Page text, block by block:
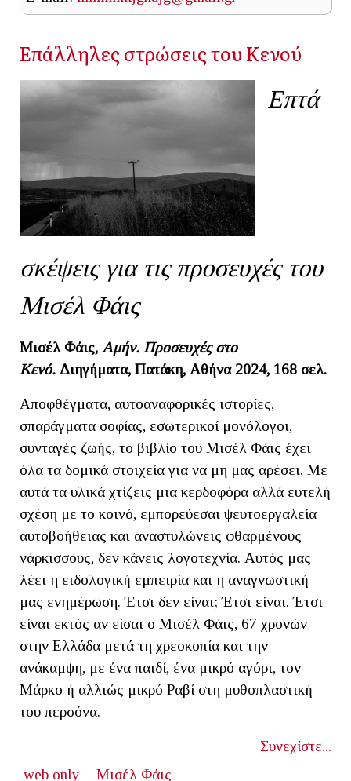
Επάλληλες στρώσεις του Κενού
Επτά
σκέψεις για τις προσευχές του
Μισέλ Φάις
Μισέλ Φάις, Αμήν. Προσευχές στο
Κενό. Διηγήματα, Πατάκη, Aθήνα 2024, 168 σελ.
Αποφθέγματα, αυτοαναφορικές ιστορίες,
σπαράγματα σοφίας, εσωτερικοί μονόλογοι,
συνταγές ζωής, το βιβλίο του Mισέλ Φάις έχει
όλα τα δομικά στοιχεία για να μη μας αρέσει. Με
αυτά τα υλικά χτίζεις μια κερδοφόρα αλλά ευτελή
σχέση με το κοινό, εμπορεύεσαι ψευτοεργαλεία
αυτοβοήθειας και αναστυλώνεις φθαρμένους
νάρκισσους, δεν κάνεις λογοτεχνία. Αυτός μας
λέει η ειδολογική εμπειρία και η αναγνωστική
μας ενημέρωση. Έτσι δεν είναι; Έτσι είναι. Έτσι
είναι εκτός αν είσαι ο Μισέλ Φάις, 67 χρονών
στην Ελλάδα μετά τη χρεοκοπία και την
ανάκαμψη, με ένα παιδί, ένα μικρό αγόρι, τον
Μάρκο ή αλλιώς μικρό Ραβί στη μυθοπλαστική
του περσόνα.
Συνεχίστε...
web only
Μισέλ Φάις